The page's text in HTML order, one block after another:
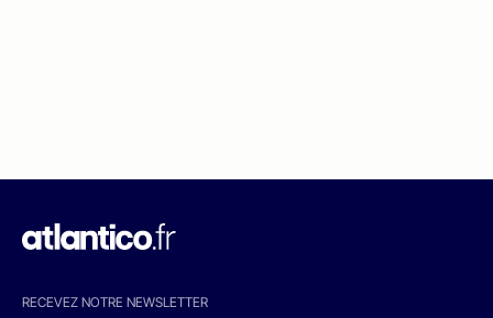
RECEVEZ NOTRE NEWSLETTER